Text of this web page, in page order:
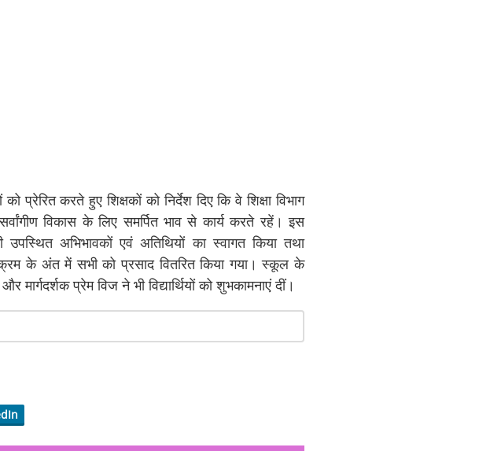
को प्रेरित करते हुए शिक्षकों को निर्देश दिए कि वे शिक्षा विभाग
विकास के लिए समर्पित भाव से कार्य करते रहें। इस
अभिभावकों एवं अतिथियों का स्वागत किया तथा
के अंत में सभी को प्रसाद वितरित किया गया। स्कूल के
प्रेम विज ने भी विद्यार्थियों को शुभकामनाएं दीं।